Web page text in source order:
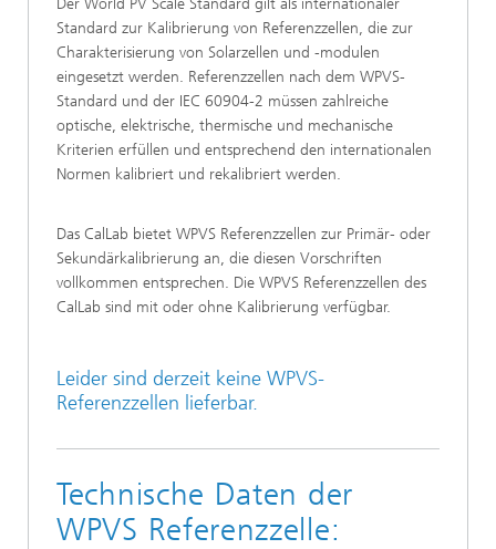
Der World PV Scale Standard gilt als internationaler
Standard zur Kalibrierung von Referenzzellen, die zur
Charakterisierung von Solarzellen und -modulen
eingesetzt werden. Referenzzellen nach dem WPVS-
Standard und der IEC 60904-2 müssen zahlreiche
optische, elektrische, thermische und mechanische
Kriterien erfüllen und entsprechend den internationalen
Normen kalibriert und rekalibriert werden.
Das CalLab bietet WPVS Referenzzellen zur Primär- oder
Sekundärkalibrierung an, die diesen Vorschriften
vollkommen entsprechen. Die WPVS Referenzzellen des
CalLab sind mit oder ohne Kalibrierung verfügbar.
Leider sind derzeit keine WPVS-
Referenzzellen lieferbar.
Technische Daten der
WPVS Referenzzelle: